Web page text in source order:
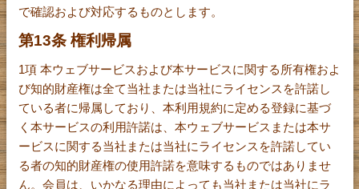
で確認および対応するものとします。
第13条 権利帰属
1項 本ウェブサービスおよび本サービスに関する所有権およ
び知的財産権は全て当社または当社にライセンスを許諾し
ている者に帰属しており、本利用規約に定める登録に基づ
く本サービスの利用許諾は、本ウェブサービスまたは本サ
ービスに関する当社または当社にライセンスを許諾してい
る者の知的財産権の使用許諾を意味するものではありませ
ん。会員は、いかなる理由によっても当社または当社にラ